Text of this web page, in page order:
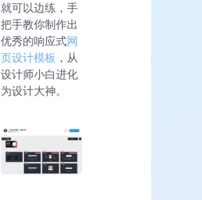
就可以边练，手
把手教你制作出
优秀的响应式网
页设计模板 ，从
设计师小白进化
为设计大神。